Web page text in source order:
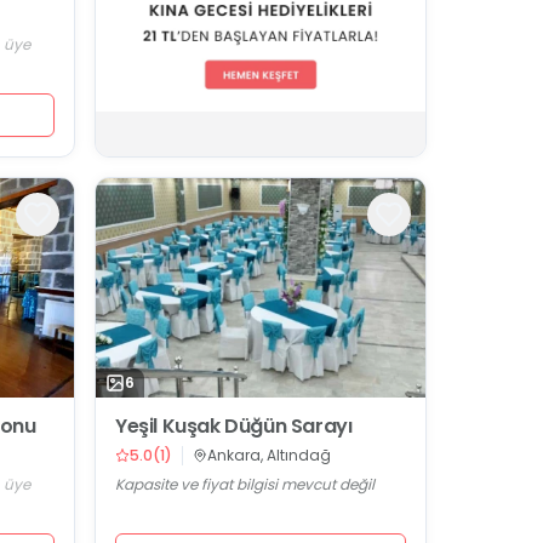
üye
üye
6
Yeşil Kuşak Düğün Sarayı
5.0(1)
Ankara, Altındağ
Kapasite ve fiyat bilgisi mevcut değil